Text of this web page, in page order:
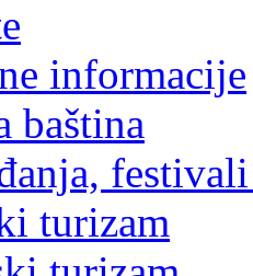
informacije
baština
turizam